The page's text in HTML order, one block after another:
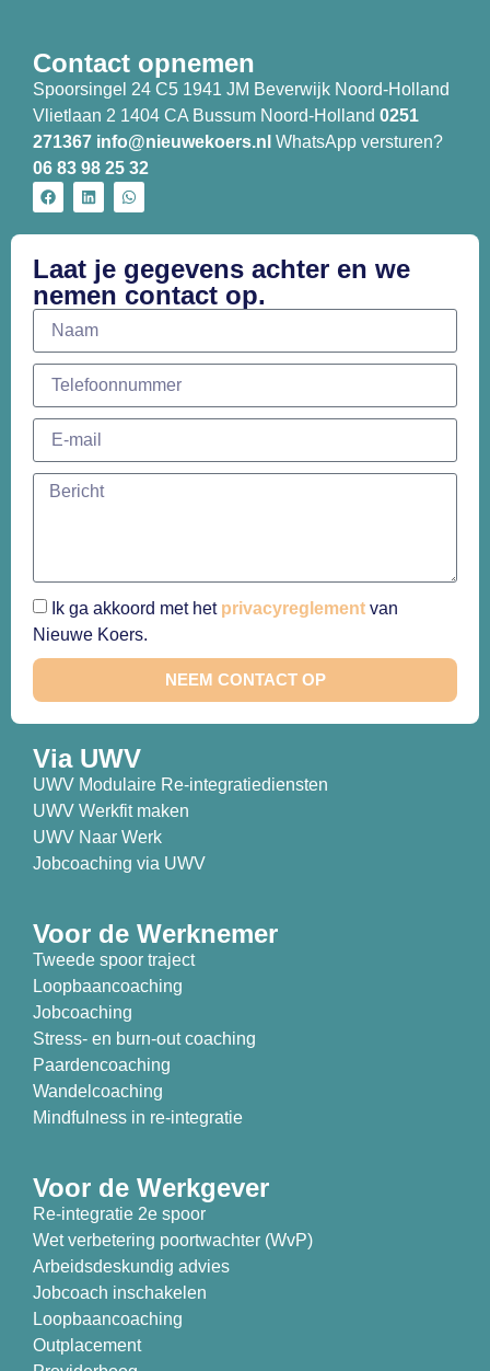
Contact opnemen
Spoorsingel 24 C5 1941 JM Beverwijk Noord-Holland
Vlietlaan 2 1404 CA Bussum Noord-Holland 0251
271367 info@nieuwekoers.nl WhatsApp versturen?
06 83 98 25 32
Laat je gegevens achter en we
nemen contact op.
Ik ga akkoord met het privacyreglement van
Nieuwe Koers.
NEEM CONTACT OP
Via UWV
UWV Modulaire Re-integratiediensten
UWV Werkfit maken
UWV Naar Werk
Jobcoaching via UWV
Voor de Werknemer
Tweede spoor traject
Loopbaancoaching
Jobcoaching
Stress- en burn-out coaching
Paardencoaching
Wandelcoaching
Mindfulness in re-integratie
Voor de Werkgever
Re-integratie 2e spoor
Wet verbetering poortwachter (WvP)
Arbeidsdeskundig advies
Jobcoach inschakelen
Loopbaancoaching
Outplacement